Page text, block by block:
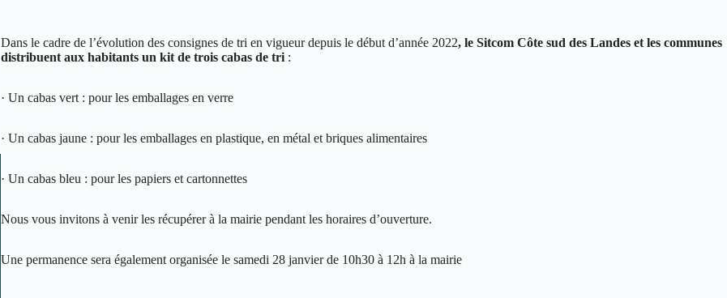
Dans le cadre de l’évolution des consignes de tri en vigueur depuis le début d’année 2022, le Sitcom Côte sud des Landes et les communes
distribuent aux habitants un kit de trois cabas de tri :
· Un cabas vert : pour les emballages en verre
· Un cabas jaune : pour les emballages en plastique, en métal et briques alimentaires
· Un cabas bleu : pour les papiers et cartonnettes
Nous vous invitons à venir les récupérer à la mairie pendant les horaires d’ouverture.
Une permanence sera également organisée le samedi 28 janvier de 10h30 à 12h à la mairie